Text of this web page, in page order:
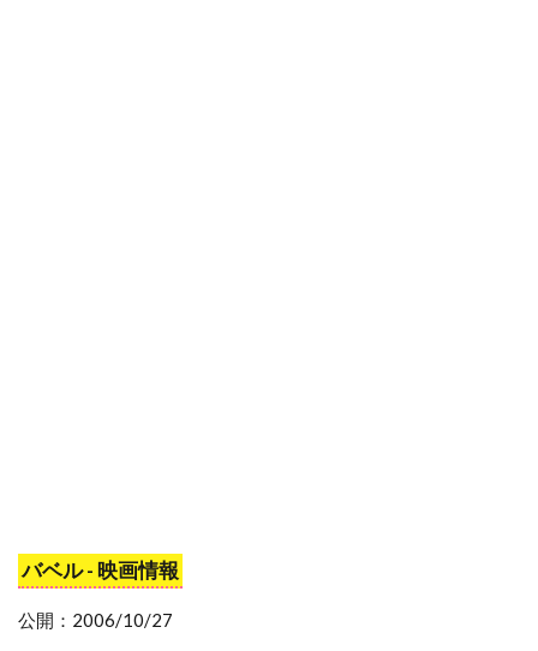
スチュアート・ベッサー
スチュワート・コープランド
バベル - 映画情報
公開：2006/10/27